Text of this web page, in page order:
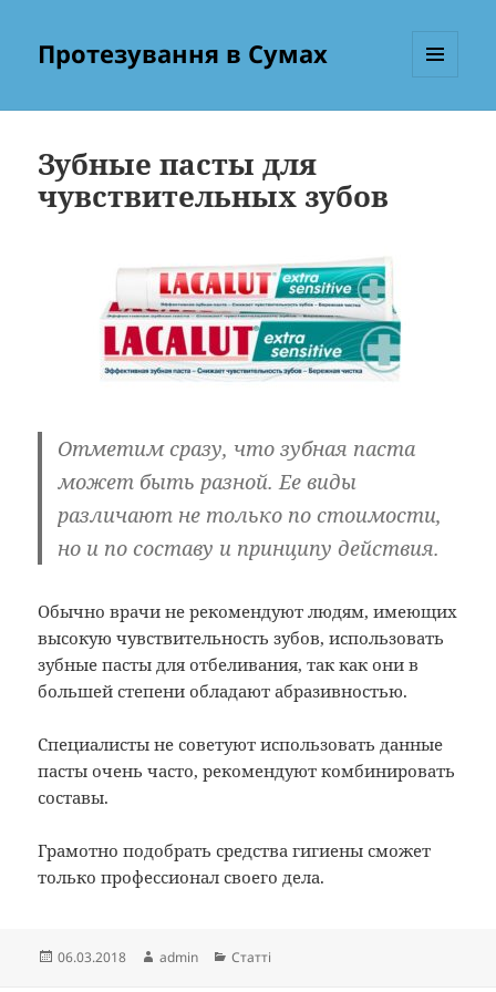
Протезування в Сумах
Зубные пасты для
чувствительных зубов
Отметим сразу, что зубная паста
может быть разной. Ее виды
различают не только по стоимости,
но и по составу и принципу действия.
Обычно врачи не рекомендуют людям, имеющих
высокую чувствительность зубов, использовать
зубные пасты для отбеливания, так как они в
большей степени обладают абразивностью.
Специалисты не советуют использовать данные
пасты очень часто, рекомендуют комбинировать
составы.
Грамотно подобрать средства гигиены сможет
только профессионал своего дела.
Опубліковано
06.03.2018 Автор
admin Категорії
Статті